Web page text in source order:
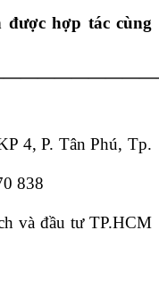
hợp tác cùng
4, P. Tân Phú, Tp.
838
và đầu tư TP.HCM